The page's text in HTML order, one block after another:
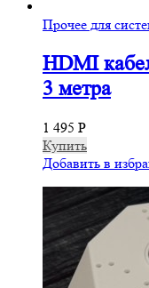
Прочее для
HDMI
3 метра
1 495 Р
Купить
Добавить в